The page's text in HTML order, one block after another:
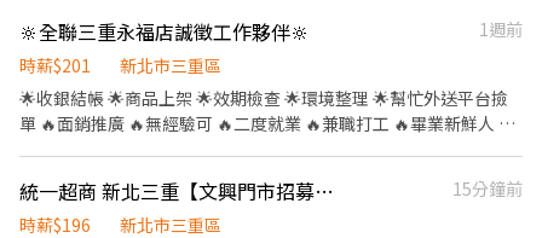
進貨、補貨 3.提供顧客接待、收銀結帳等服務 4.維持門市作業區環
境、清潔維護作業 5.可配合調店、支援佳 --------------------------
----------------------------------------------- 工作內容： 1.負責包
裹收寄、搬運、盤點、理貨等 2.負責商品銷售、上架排面、進貨、
---------------------------------------- <有人店> 【早班】 (早
4)1100-1500 (早6)1100-1730 【午班】 (午4)1500-1900 【晚班】
🔆全聯三重永福店誠徵工作夥伴🔆
1週前
時薪$201
新北市三重區
🌟收銀結帳 🌟商品上架 🌟效期檢查 🌟環境整理 🌟幫忙外送平台撿
單 🔥面銷推廣 🔥無經驗可 🔥二度就業 🔥兼職打工 🔥畢業新鮮人 歡
統一超商 新北三重【文興門市招募】 離家近&彈性排班、歡迎二度就業/樂齡/兼職等
15分鐘前
時薪$196
新北市三重區